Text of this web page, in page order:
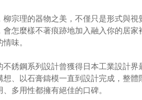
柳宗理的器物之美，不僅只是形式與
會怎麼樣不著痕跡地加入融入你的居
味。
不銹鋼系列設計曾獲得日本工業設計界
想、以石膏鑄模一直到設計完成，整
、多用性都擁有絕佳的口碑。